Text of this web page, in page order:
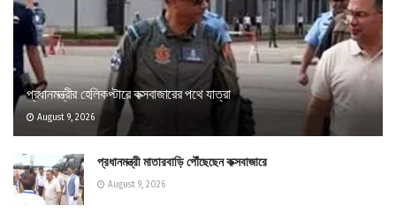
প্রধানমন্ত্রীর হেলিকপ্টারে কক্সবাজারের পথে যাত্রা
August 9, 2026
প্রধানমন্ত্রী মাতারবাড়ি পৌঁছেছেন কক্সবাজারে
August 9, 2026